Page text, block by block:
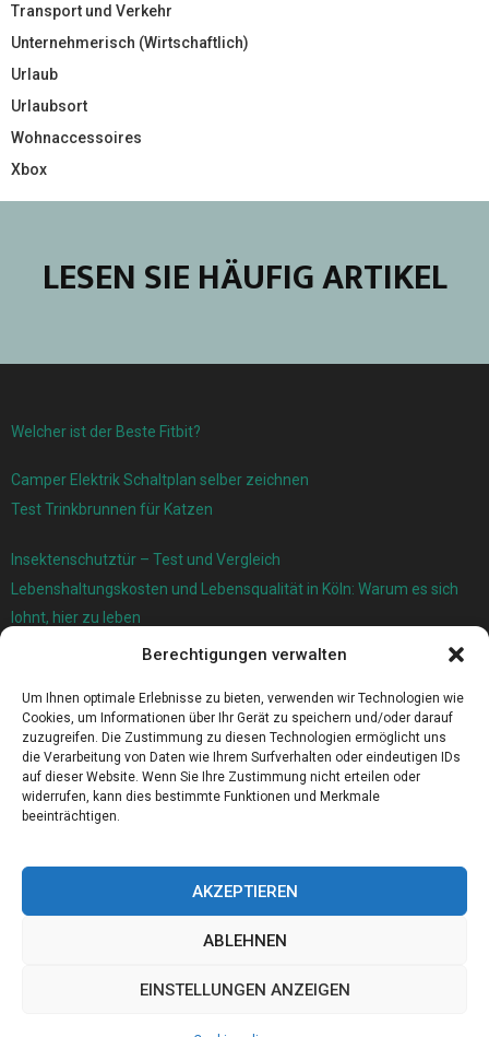
Berechtigungen verwalten
Um Ihnen optimale Erlebnisse zu bieten, verwenden wir Technologien wie
Cookies, um Informationen über Ihr Gerät zu speichern und/oder darauf
zuzugreifen. Die Zustimmung zu diesen Technologien ermöglicht uns
die Verarbeitung von Daten wie Ihrem Surfverhalten oder eindeutigen IDs
auf dieser Website. Wenn Sie Ihre Zustimmung nicht erteilen oder
widerrufen, kann dies bestimmte Funktionen und Merkmale
beeinträchtigen.
AKZEPTIEREN
ABLEHNEN
EINSTELLUNGEN ANZEIGEN
Transport und Verkehr
Unternehmerisch (Wirtschaftlich)
Urlaub
Urlaubsort
Wohnaccessoires
Xbox
LESEN SIE HÄUFIG ARTIKEL
Welcher ist der Beste Fitbit?
Camper Elektrik Schaltplan selber zeichnen
Test Trinkbrunnen für Katzen
Insektenschutztür – Test und Vergleich
Lebenshaltungskosten und Lebensqualität in Köln: Warum es sich
lohnt, hier zu leben
Ersatzfedern für Ihr Trampolin
Holländischer Stoffmarkt in Ihrer Nähe